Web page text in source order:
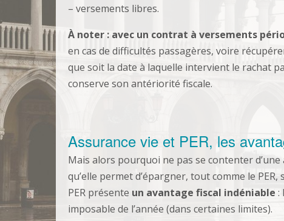
– versements libres.
À noter : avec un contrat à versements
en cas de difficultés passagères, voire
que soit la date à laquelle intervient le rachat
conserve son antériorité fiscale.
Assurance vie et PER, les
Mais alors pourquoi ne pas se contenter
qu’elle permet d’épargner, tout comme le
PER présente un avantage fiscal indéniable :
imposable de l’année (dans certaines limites).